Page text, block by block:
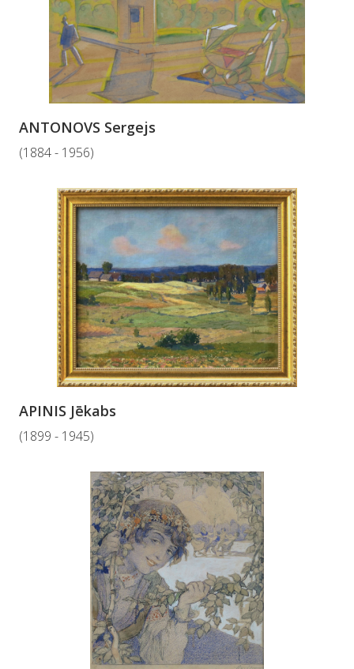
ANTONOVS Sergejs
(1884 - 1956)
APINIS Jēkabs
(1899 - 1945)